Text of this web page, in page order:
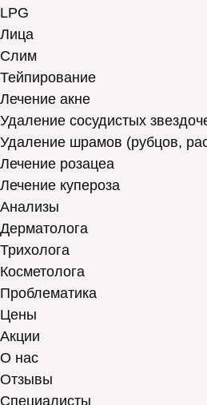
LPG
Лица
Слим
Тейпирование
Лечение акне
Удаление сосудистых
Удаление шрамов (рубцов,
Лечение розацеа
Лечение купероза
Анализы
Дерматолога
Трихолога
Косметолога
Проблематика
Цены
Акции
О нас
Отзывы
Cпециалисты